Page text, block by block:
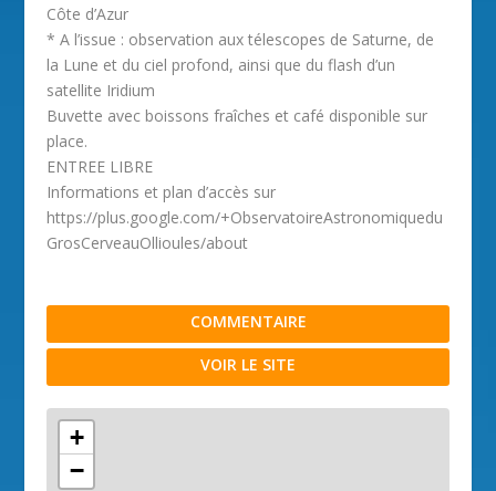
Côte d’Azur
* A l’issue : observation aux télescopes de Saturne, de
la Lune et du ciel profond, ainsi que du flash d’un
satellite Iridium
Buvette avec boissons fraîches et café disponible sur
place.
ENTREE LIBRE
Informations et plan d’accès sur
https://plus.google.com/+ObservatoireAstronomiquedu
GrosCerveauOllioules/about
COMMENTAIRE
VOIR LE SITE
+
−